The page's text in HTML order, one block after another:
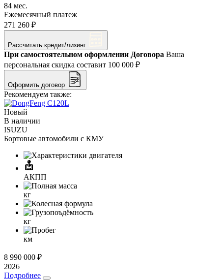
84 мес.
Ежемесячный платеж
271 260 ₽
Рассчитать кредит/лизинг
При самостоятельном оформлении Договора Ваша
персональная скидка составит 100 000 ₽
Оформить договор
Рекомендуем также:
Новый
В наличии
ISUZU
Бортовые автомобили с КМУ
АКПП
кг
кг
км
8 990 000 ₽
2026
Подробнее